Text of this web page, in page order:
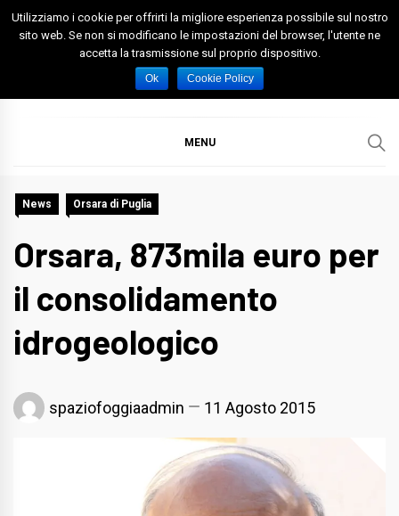
Skip
Spazio Foggia
Foggia News Calcio Eventi e Attività nella Capitanata
MENU
News Orsara di Puglia
Orsara, 873mila euro per
il consolidamento
idrogeologico
spaziofoggiaadmin 11 Agosto 2015
Utilizziamo i cookie per offrirti la migliore esperienza possibile sul nostro
sito web. Se non si modificano le impostazioni del browser, l'utente ne
accetta la trasmissione sul proprio dispositivo.
Ok Cookie Policy